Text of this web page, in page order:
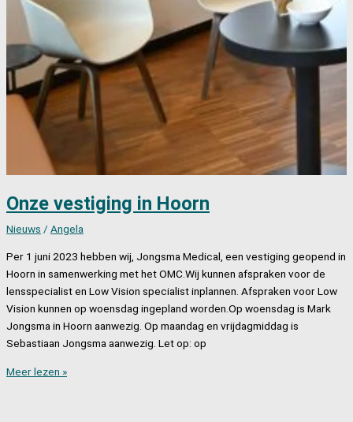
Onze vestiging in Hoorn
Nieuws / Angela
Per 1 juni 2023 hebben wij, Jongsma Medical, een vestiging geopend in
Hoorn in samenwerking met het OMC.Wij kunnen afspraken voor de
lensspecialist en Low Vision specialist inplannen. Afspraken voor Low
Vision kunnen op woensdag ingepland worden.Op woensdag is Mark
Jongsma in Hoorn aanwezig. Op maandag en vrijdagmiddag is
Sebastiaan Jongsma aanwezig. Let op: op
Onze
Meer lezen »